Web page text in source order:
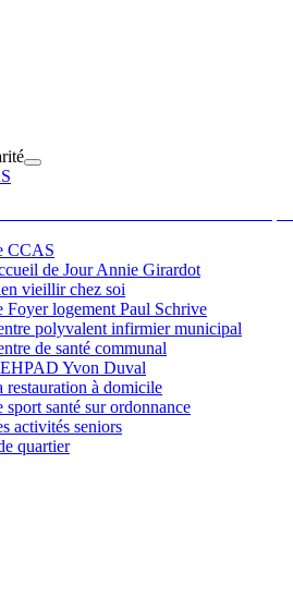
CCAS
de Jour Annie Girardot
vieillir chez soi
Foyer logement Paul Schrive
polyvalent infirmier municipal
de santé communal
Yvon Duval
restauration à domicile
sport santé sur ordonnance
activités seniors
quartier